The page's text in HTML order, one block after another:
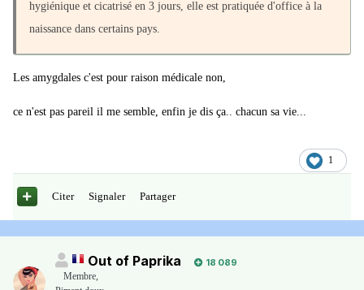
hygiénique et cicatrisé en 3 jours, elle est pratiquée d'office à la
naissance dans certains pays.
Les amygdales c'est pour raison médicale non,
ce n'est pas pareil il me semble, enfin je dis ça.. chacun sa vie...
1
Citer Signaler Partager
Out of Paprika
18 089
Membre,